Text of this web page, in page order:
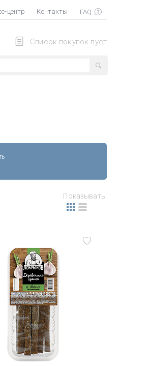
центр Контакты
Список покупок пуст
Показывать: